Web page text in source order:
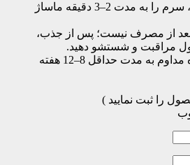
به آرامی با نوک انگشتان، سرم را به مدت 2–3 دقیقه ماساژ
از مصرف نیست؛ پس از جذب،
مراقبت و شستشو دهید.
برای نتیجه بهینه، استفاده مداوم به مدت حداقل 8–12 هفته
را ثبت نمایید )